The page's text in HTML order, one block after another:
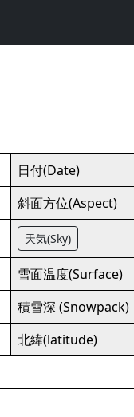
日付(Date)
斜面方位(Aspect)
天気(Sky)
雪面温度(Surface)
積雪深 (Snowpack)
北緯(latitude)